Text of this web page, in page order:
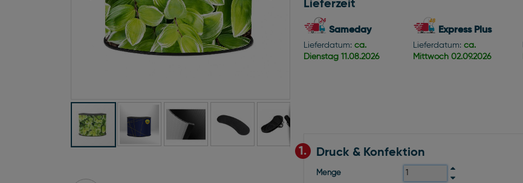
Lieferzeit
Sameday
Lieferdatum: ca.
Dienstag 11.08.2026
Express Plus
Lieferdatum: ca.
Mittwoch 02.09.2026
1. Druck & Konfektion
Menge